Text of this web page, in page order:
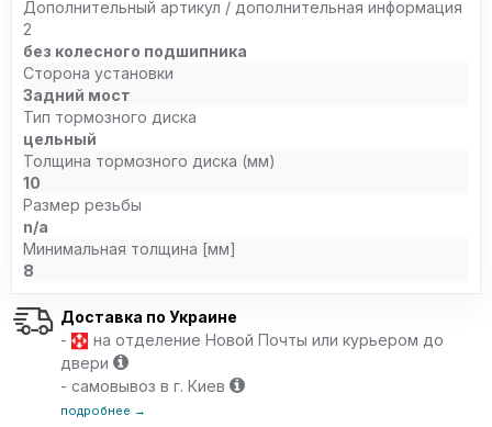
Дополнительный артикул / дополнительная информация
2
без колесного подшипника
Сторона установки
Задний мост
Тип тормозного диска
цельный
Толщина тормозного диска (мм)
10
Размер резьбы
n/a
Минимальная толщина [мм]
8
Доставка по Украине
-
на отделение Новой Почты или курьером до
двери
- самовывоз в г. Киев
подробнее →